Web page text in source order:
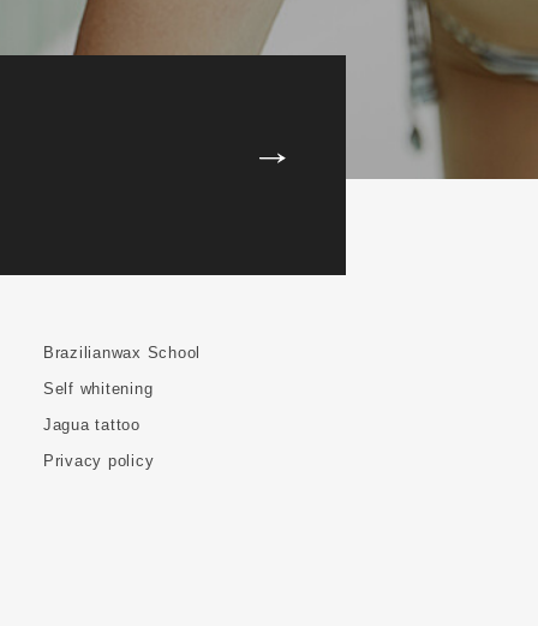
Brazilianwax School
Self whitening
Jagua tattoo
Privacy policy